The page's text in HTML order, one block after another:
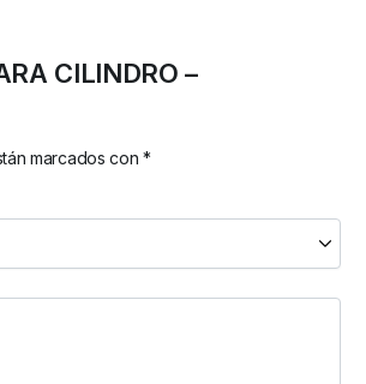
CILINDRO –
marcados con *